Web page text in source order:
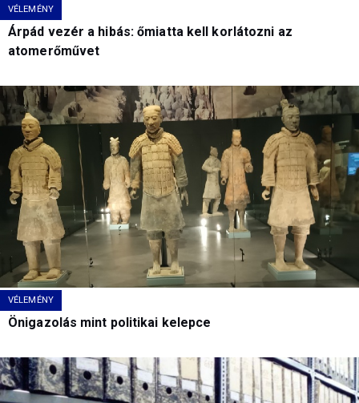
VÉLEMÉNY
Árpád vezér a hibás: őmiatta kell korlátozni az
atomerőművet
VÉLEMÉNY
Önigazolás mint politikai kelepce